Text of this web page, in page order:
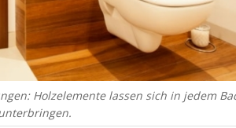
Holzelemente lassen sich in jedem